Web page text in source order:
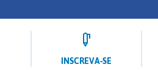
INSCREVA-SE